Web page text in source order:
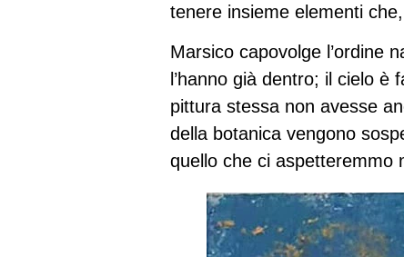
tenere insieme elementi
Marsico capovolge l’ordine
l’hanno già dentro; il cielo
pittura stessa non avesse
della botanica vengono
quello che ci aspetteremmo